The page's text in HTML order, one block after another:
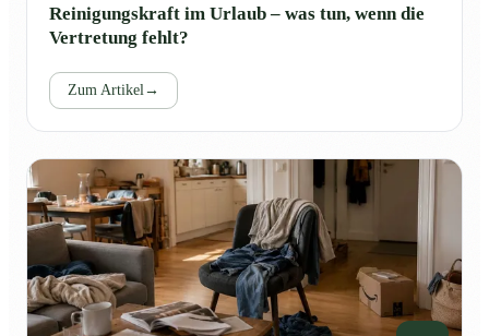
Reinigungskraft im Urlaub – was tun, wenn die
Vertretung fehlt?
Zum Artikel →